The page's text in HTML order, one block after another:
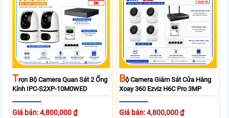
TRọn Bộ Camera Quan Sát 2 Ống
Kính IPC-S2XP-10M0WED
Giá bán: 4,800,000 ₫
BỘ Camera Giám Sát Cửa Hàng
Xoay 360 Ezviz H6C Pro 3MP
Giá bán: 4,800,000 ₫